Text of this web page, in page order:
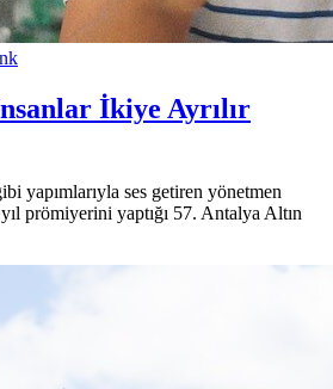
İkiye Ayrılır
yapımlarıyla ses getiren yönetmen
prömiyerini yaptığı 57. Antalya Altın